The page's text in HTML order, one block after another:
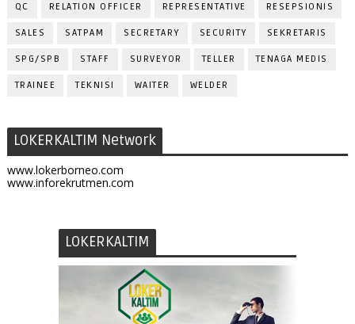
QC RELATION OFFICER REPRESENTATIVE RESEPSIONIS
SALES SATPAM SECRETARY SECURITY SEKRETARIS
SPG/SPB STAFF SURVEYOR TELLER TENAGA MEDIS
TRAINEE TEKNISI WAITER WELDER
LOKERKALTIM Network
www.lokerborneo.com
www.inforekrutmen.com
LOKERKALTIM